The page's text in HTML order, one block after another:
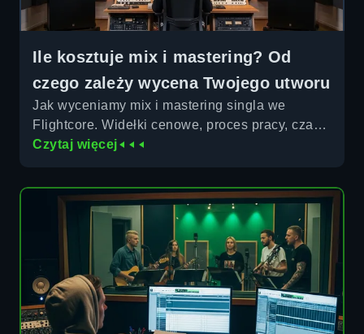
Ile kosztuje mix i mastering? Od
czego zależy wycena Twojego utworu
Jak wyceniamy mix i mastering singla we
Flightcore. Widełki cenowe, proces pracy, czas
realizacji i co wchodzi w cenę.
Czytaj więcej